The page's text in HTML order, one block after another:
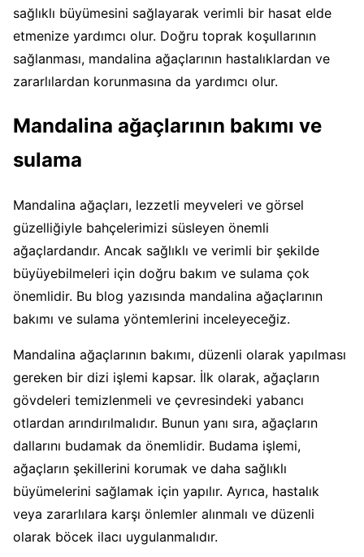
sağlıklı büyümesini sağlayarak verimli bir hasat elde
etmenize yardımcı olur. Doğru toprak koşullarının
sağlanması, mandalina ağaçlarının hastalıklardan ve
zararlılardan korunmasına da yardımcı olur.
Mandalina ağaçlarının bakımı ve
sulama
Mandalina ağaçları, lezzetli meyveleri ve görsel
güzelliğiyle bahçelerimizi süsleyen önemli
ağaçlardandır. Ancak sağlıklı ve verimli bir şekilde
büyüyebilmeleri için doğru bakım ve sulama çok
önemlidir. Bu blog yazısında mandalina ağaçlarının
bakımı ve sulama yöntemlerini inceleyeceğiz.
Mandalina ağaçlarının bakımı, düzenli olarak yapılması
gereken bir dizi işlemi kapsar. İlk olarak, ağaçların
gövdeleri temizlenmeli ve çevresindeki yabancı
otlardan arındırılmalıdır. Bunun yanı sıra, ağaçların
dallarını budamak da önemlidir. Budama işlemi,
ağaçların şekillerini korumak ve daha sağlıklı
büyümelerini sağlamak için yapılır. Ayrıca, hastalık
veya zararlılara karşı önlemler alınmalı ve düzenli
olarak böcek ilacı uygulanmalıdır.